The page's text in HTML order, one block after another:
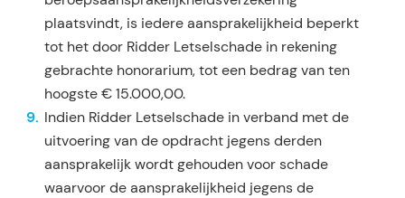
plaatsvindt, is iedere aansprakelijkheid beperkt
tot het door Ridder Letselschade in rekening
gebrachte honorarium, tot een bedrag van ten
hoogste € 15.000,00.
Indien Ridder Letselschade in verband met de
uitvoering van de opdracht jegens derden
aansprakelijk wordt gehouden voor schade
waarvoor de aansprakelijkheid jegens de